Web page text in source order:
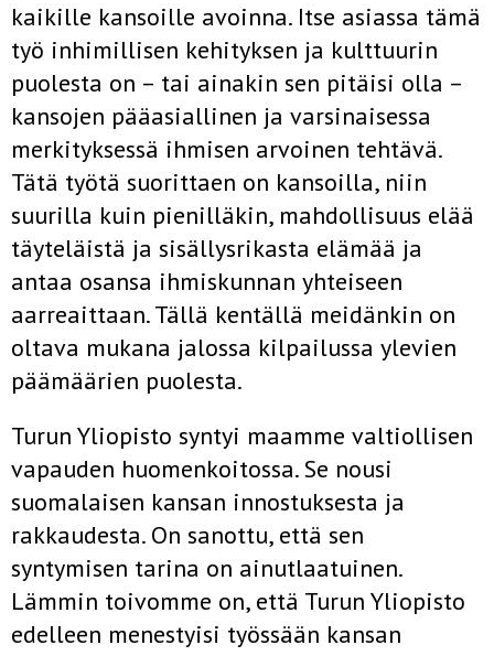
kaikille kansoille avoinna. Itse asiassa tämä
työ inhimillisen kehityksen ja kulttuurin
puolesta on – tai ainakin sen pitäisi olla –
kansojen pääasiallinen ja varsinaisessa
merkityksessä ihmisen arvoinen tehtävä.
Tätä työtä suorittaen on kansoilla, niin
suurilla kuin pienilläkin, mahdollisuus elää
täyteläistä ja sisällysrikasta elämää ja
antaa osansa ihmiskunnan yhteiseen
aarreaittaan. Tällä kentällä meidänkin on
oltava mukana jalossa kilpailussa ylevien
päämäärien puolesta.
Turun Yliopisto syntyi maamme valtiollisen
vapauden huomenkoitossa. Se nousi
suomalaisen kansan innostuksesta ja
rakkaudesta. On sanottu, että sen
syntymisen tarina on ainutlaatuinen.
Lämmin toivomme on, että Turun Yliopisto
edelleen menestyisi työssään kansan